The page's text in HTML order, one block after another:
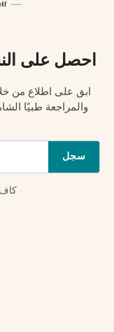
احصل على
ابق على اطلاع من
والمراجعة طبيًا
سجل
كاف